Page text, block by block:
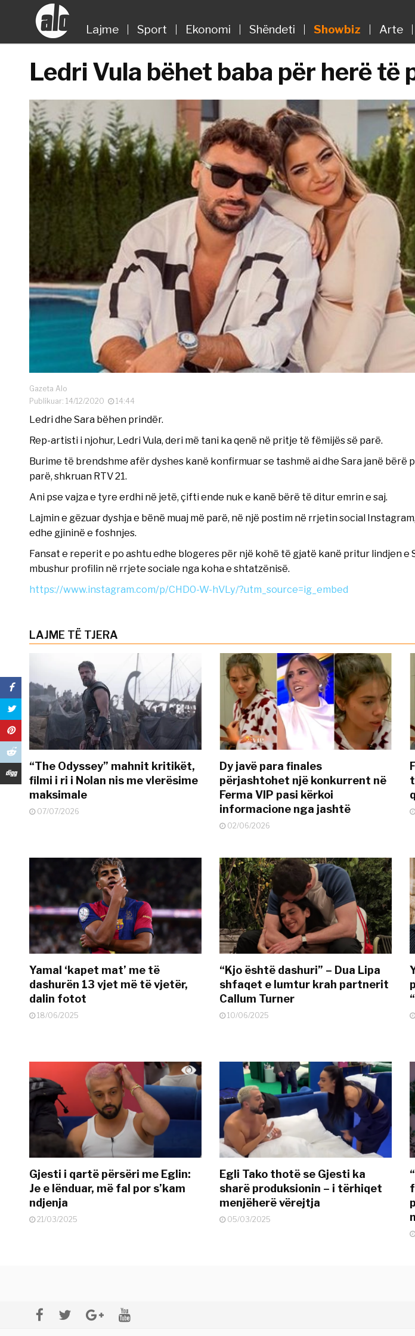
Lajme Sport Ekonomi Shëndeti Showbiz Arte
Ledri Vula bëhet baba për herë të
Gazeta Alo
Publikuar: 14/12/2020
14:44
Ledri dhe Sara bëhen prindër.
Rep-artisti i njohur, Ledri Vula, deri më tani ka qenë në pritje të fëmijës së parë.
Burime të brendshme afër dyshes kanë konfirmuar se tashmë ai dhe Sara janë bërë
parë, shkruan RTV 21.
Ani pse vajza e tyre erdhi në jetë, çifti ende nuk e kanë bërë të ditur emrin e saj.
Lajmin e gëzuar dyshja e bënë muaj më parë, në një postim në rrjetin social
edhe gjininë e foshnjes.
Fansat e reperit e po ashtu edhe blogeres për një kohë të gjatë kanë pritur lindjen e
mbushur profilin në rrjete sociale nga koha e shtatzënisë.
https://www.instagram.com/p/CHD0-W-hVLy/?utm_source=ig_embed
LAJME TË TJERA
“The Odyssey” mahnit kritikët,
filmi i ri i Nolan nis me vlerësime
maksimale
07/07/2026
Dy javë para finales
përjashtohet një konkurrent në
Ferma VIP pasi kërkoi
informacione nga jashtë
02/06/2026
Yamal ‘kapet mat’ me të
dashurën 13 vjet më të vjetër,
dalin fotot
18/06/2025
“Kjo është dashuri” – Dua Lipa
shfaqet e lumtur krah partnerit
Callum Turner
10/06/2025
Gjesti i qartë përsëri me Eglin:
Je e lënduar, më fal por s’kam
ndjenja
21/03/2025
Egli Tako thotë se Gjesti ka
sharë produksionin – i tërhiqet
menjëherë vërejtja
05/03/2025